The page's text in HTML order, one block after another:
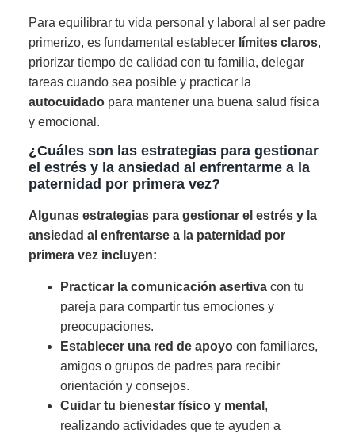
Para equilibrar tu vida personal y laboral al ser padre
primerizo, es fundamental establecer límites claros,
priorizar tiempo de calidad con tu familia, delegar
tareas cuando sea posible y practicar la
autocuidadopara mantener una buena salud física
y emocional.
¿Cuáles son las estrategias para gestionar
el estrés y la ansiedad al enfrentarme a la
paternidad por primera vez?
Algunas estrategias para gestionar el estrés y la
ansiedad al enfrentarse a la paternidad por
primera vez incluyen:
Practicar la comunicación asertivacon tu
pareja para compartir tus emociones y
preocupaciones.
Establecer una red de apoyocon familiares,
amigos o grupos de padres para recibir
orientación y consejos.
Cuidar tu bienestar físico y mental ,
realizando actividades que te ayuden a